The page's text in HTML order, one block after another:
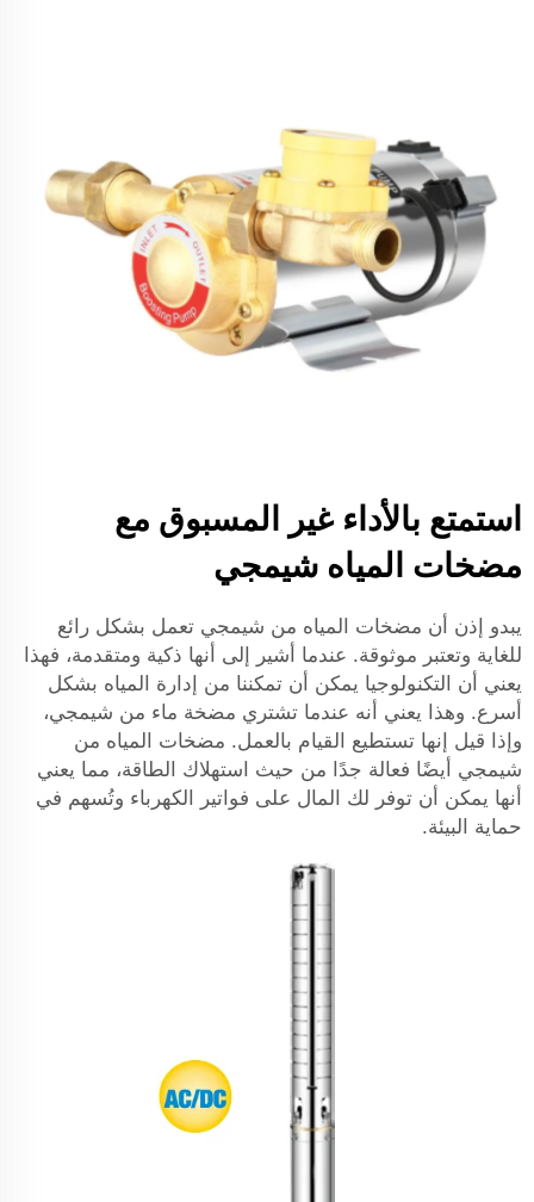
استمتع بالأداء غير المسبوق مع
مضخات المياه شيمجي
يبدو إذن أن مضخات المياه من شيمجي تعمل بشكل رائع
للغاية وتعتبر موثوقة. عندما أشير إلى أنها ذكية ومتقدمة، فهذا
يعني أن التكنولوجيا يمكن أن تمكننا من إدارة المياه بشكل
أسرع. وهذا يعني أنه عندما تشتري مضخة ماء من شيمجي،
وإذا قيل إنها تستطيع القيام بالعمل. مضخات المياه من
شيمجي أيضًا فعالة جدًا من حيث استهلاك الطاقة، مما يعني
أنها يمكن أن توفر لك المال على فواتير الكهرباء وتُسهم في
حماية البيئة.